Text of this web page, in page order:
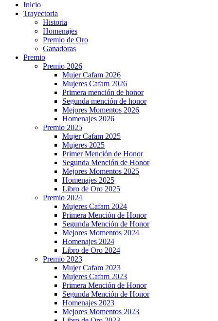
Inicio
Trayectoria
Historia
Homenajes
Premio de Oro
Ganadoras
Premio
Premio 2026
Mujer Cafam 2026
Mujeres Cafam 2026
Primera mención de honor
Segunda mención de honor
Mejores Momentos 2026
Homenajes 2026
Premio 2025
Mujer Cafam 2025
Mujeres 2025
Primer Mención de Honor
Segunda Mención de Honor
Mejores Momentos 2025
Homenajes 2025
Libro de Oro 2025
Premio 2024
Mujeres Cafam 2024
Primera Mención de Honor
Segunda Mención de Honor
Mejores Momentos 2024
Homenajes 2024
Libro de Oro 2024
Premio 2023
Mujer Cafam 2023
Mujeres Cafam 2023
Primera Mención de Honor
Segunda Mención de Honor
Homenajes 2023
Mejores Momentos 2023